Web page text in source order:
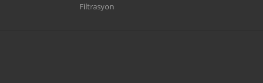
Filtrasyon